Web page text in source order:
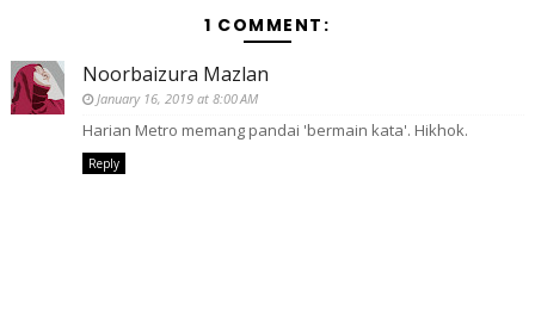
1 COMMENT:
Noorbaizura Mazlan
January 16, 2019 at 8:00 AM
Harian Metro memang pandai 'bermain kata'. Hikhok.
Reply